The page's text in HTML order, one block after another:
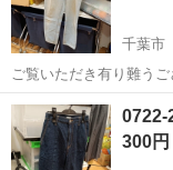
千葉市
ご覧いただき有り難うございます。 千葉市とジ
営しています。 粗⼤ご
しています。 ★★★★★ ご自宅にある不要品を是非ジモティースポッ
トへお持ち...
千葉 千葉市 ジ
0722-
300円